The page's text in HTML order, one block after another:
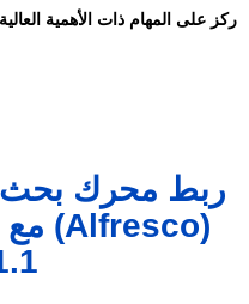
ركز على المهام ذات الأهمية
ربط محرك بحث